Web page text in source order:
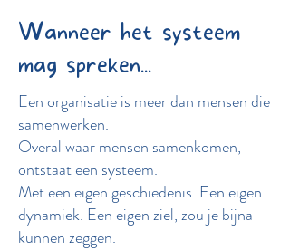
Wanneer het systeem
mag spreken...
Een organisatie is meer dan mensen die
samenwerken.
Overal waar mensen samenkomen,
ontstaat een systeem.
Met een eigen geschiedenis. Een eigen
dynamiek. Een eigen ziel, zou je bijna
kunnen zeggen.